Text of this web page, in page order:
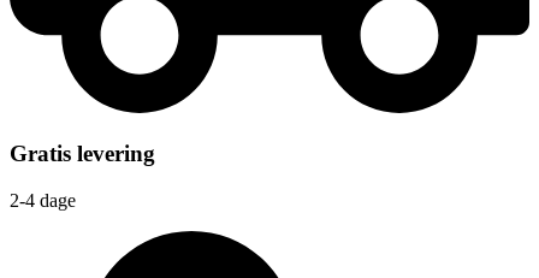
Gratis levering
2-4 dage